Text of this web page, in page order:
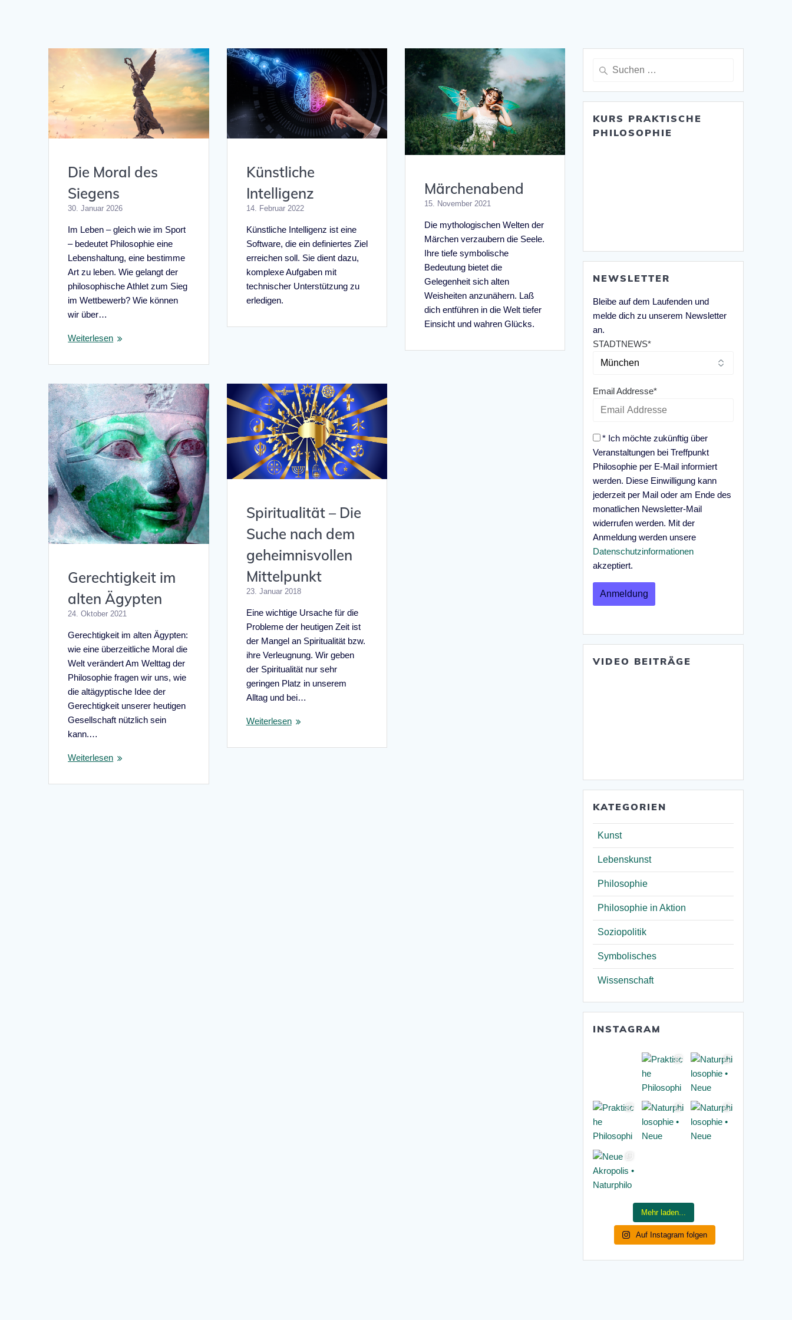
Die Moral des
Siegens
30. Januar 2026
Im Leben – gleich wie im Sport
– bedeutet Philosophie eine
Lebenshaltung, eine bestimme
Art zu leben. Wie gelangt der
philosophische Athlet zum Sieg
im Wettbewerb? Wie können
wir über…
Weiterlesen
Künstliche
Intelligenz
14. Februar 2022
Künstliche Intelligenz ist eine
Software, die ein definiertes Ziel
erreichen soll. Sie dient dazu,
komplexe Aufgaben mit
technischer Unterstützung zu
erledigen.
Märchenabend
15. November 2021
Die mythologischen Welten der
Märchen verzaubern die Seele.
Ihre tiefe symbolische
Bedeutung bietet die
Gelegenheit sich alten
Weisheiten anzunähern. Laß
dich entführen in die Welt tiefer
Einsicht und wahren Glücks.
Gerechtigkeit im
alten Ägypten
24. Oktober 2021
Gerechtigkeit im alten Ägypten:
wie eine überzeitliche Moral die
Welt verändert Am Welttag der
Philosophie fragen wir uns, wie
die altägyptische Idee der
Gerechtigkeit unserer heutigen
Gesellschaft nützlich sein
kann.…
Weiterlesen
Spiritualität – Die
Suche nach dem
geheimnisvollen
Mittelpunkt
23. Januar 2018
Eine wichtige Ursache für die
Probleme der heutigen Zeit ist
der Mangel an Spiritualität bzw.
ihre Verleugnung. Wir geben
der Spiritualität nur sehr
geringen Platz in unserem
Alltag und bei…
Weiterlesen
Suche
KURS PRAKTISCHE
PHILOSOPHIE
NEWSLETTER
Bleibe auf dem Laufenden und
melde dich zu unserem Newsletter
an.
STADTNEWS*
Email Addresse*
* Ich möchte zukünftig über
Veranstaltungen bei Treffpunkt
Philosophie per E-Mail informiert
werden. Diese Einwilligung kann
jederzeit per Mail oder am Ende des
monatlichen Newsletter-Mail
widerrufen werden. Mit der
Anmeldung werden unsere
Datenschutzinformationen
akzeptiert.
VIDEO BEITRÄGE
KATEGORIEN
Kunst
Lebenskunst
Philosophie
Philosophie in Aktion
Soziopolitik
Symbolisches
Wissenschaft
INSTAGRAM
Mehr laden...
Auf Instagram folgen